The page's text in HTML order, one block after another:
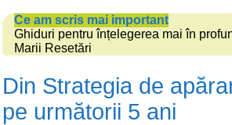
Ce am scris mai important
Ghiduri pentru înțelegerea mai în
Marii Resetări
Din Strategia de
pe următorii 5 ani